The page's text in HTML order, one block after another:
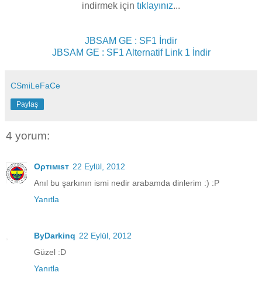
indirmek için tıklayınız...
JBSAM GE : SF1 İndir
JBSAM GE : SF1 Alternatif Link 1 İndir
CSmiLeFaCe
Paylaş
4 yorum:
Oρтιмιsт 22 Eylül, 2012
Anıl bu şarkının ismi nedir arabamda dinlerim :) :P
Yanıtla
ByDarkinq 22 Eylül, 2012
Güzel :D
Yanıtla